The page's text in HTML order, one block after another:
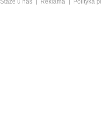
Staże u nas Reklama
Polityka